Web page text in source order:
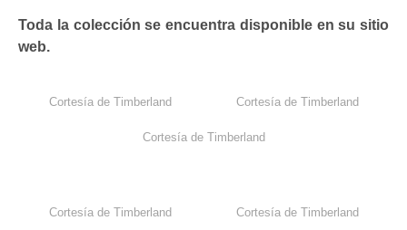
Toda la colección se encuentra disponible en su sitio
web.
Cortesía de Timberland Cortesía de Timberland
Cortesía de Timberland
Cortesía de Timberland Cortesía de Timberland